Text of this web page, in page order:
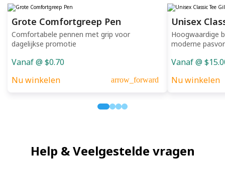
Grote Comfortgreep Pen
Comfortabele pennen met grip voor
dagelijkse promotie
Vanaf @ $0.70
Nu winkelen
arrow_forward
Unisex
Hoogwaardige
moderne
Vanaf @
Nu winkelen
Help & Veelgestelde vragen